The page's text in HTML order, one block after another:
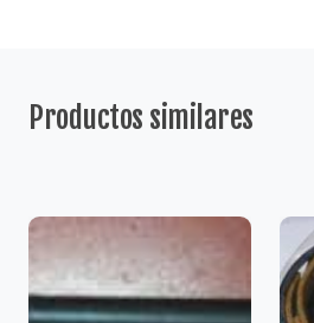
Productos similares